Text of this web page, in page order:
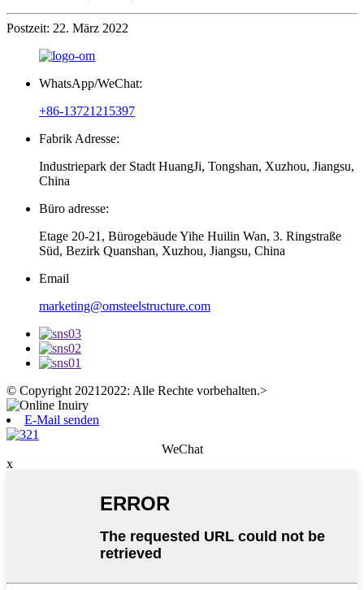
Postzeit: 22. März 2022
WhatsApp/WeChat:
+86-13721215397
Fabrik Adresse:
Industriepark der Stadt HuangJi, Tongshan, Xuzhou, Jiangsu,
China
Büro adresse:
Etage 20-21, Bürogebäude Yihe Huilin Wan, 3. Ringstraße
Süd, Bezirk Quanshan, Xuzhou, Jiangsu, China
Email
marketing@omsteelstructure.com
© Copyright 20212022: Alle Rechte vorbehalten.>
E-Mail senden
WeChat
x